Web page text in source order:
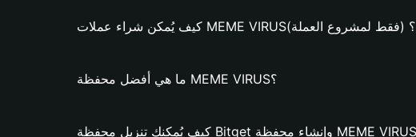
كيف يُمكن شراء عملات MEME VIRUS؟ (فقط لمشروع العملة)
ما هي أفضل محفظة MEME VIRUS؟